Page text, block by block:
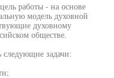
работы - на основе
модель духовной
духовному
обществе.
задачи: